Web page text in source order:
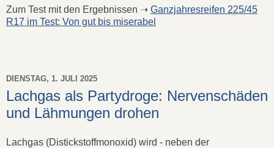
Zum Test mit den Ergebnissen ➝ Ganzjahresreifen 225/45
R17 im Test: Von gut bis miserabel
DIENSTAG, 1. JULI 2025
Lachgas als Partydroge: Nervenschäden
und Lähmungen drohen
Lachgas (Distickstoffmonoxid) wird - neben der